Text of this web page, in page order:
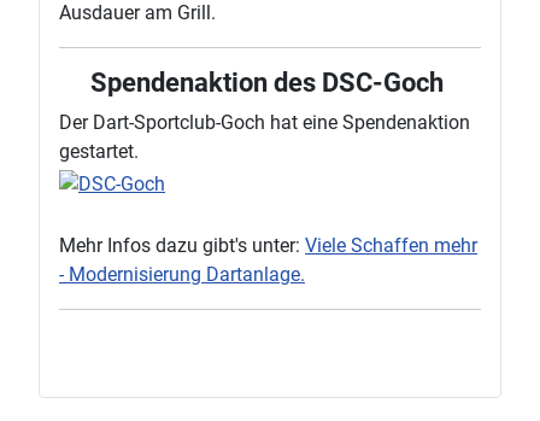
Ausdauer am Grill.
Spendenaktion des DSC-Goch
Der Dart-Sportclub-Goch hat eine Spendenaktion
gestartet.
Mehr Infos dazu gibt's unter: Viele Schaffen mehr
- Modernisierung Dartanlage.